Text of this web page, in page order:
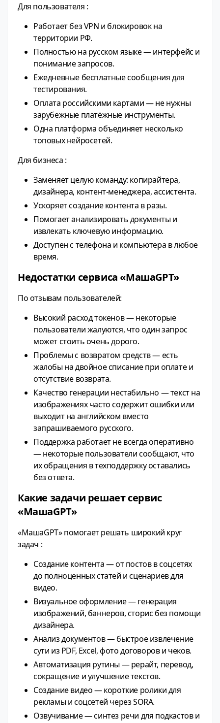
Для пользователя :
Работает без VPN и блокировок на
территории РФ.
Полностью на русском языке — интерфейс и
понимание запросов.
Ежедневные бесплатные сообщения для
тестирования.
Оплата российскими картами — не нужны
зарубежные платёжные инструменты.
Одна платформа объединяет несколько
топовых нейросетей.
Для бизнеса :
Заменяет целую команду: копирайтера,
дизайнера, контент-менеджера, ассистента.
Ускоряет создание контента в разы.
Помогает анализировать документы и
извлекать ключевую информацию.
Доступен с телефона и компьютера в любое
время.
Недостатки сервиса «МашаGPT»
По отзывам пользователей:
Высокий расход токенов — некоторые
пользователи жалуются, что один запрос
может стоить очень дорого.
Проблемы с возвратом средств — есть
жалобы на двойное списание при оплате и
отсутствие возврата.
Качество генерации нестабильно — текст на
изображениях часто содержит ошибки или
выходит на английском вместо
запрашиваемого русского.
Поддержка работает не всегда оперативно
— некоторые пользователи сообщают, что
их обращения в техподдержку оставались
без ответа.
Какие задачи решает сервис
«МашаGPT»
«МашаGPT» помогает решать широкий круг
задач :
Создание контента — от постов в соцсетях
до полноценных статей и сценариев для
видео.
Визуальное оформление — генерация
изображений, баннеров, сторис без помощи
дизайнера.
Анализ документов — быстрое извлечение
сути из PDF, Excel, фото договоров и чеков.
Автоматизация рутины — рерайт, перевод,
сокращение и улучшение текстов.
Создание видео — короткие ролики для
рекламы и соцсетей через SORA.
Озвучивание — синтез речи для подкастов и